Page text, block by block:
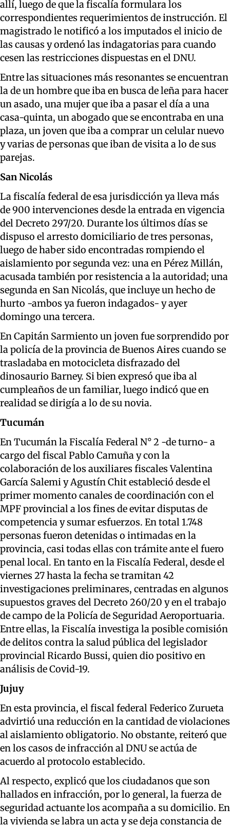
allí, luego de que la fiscalía formulara los
correspondientes requerimientos de instrucción. El
magistrado le notificó a los imputados el inicio de
las causas y ordenó las indagatorias para cuando
cesen las restricciones dispuestas en el DNU.
Entre las situaciones más resonantes se encuentran
la de un hombre que iba en busca de leña para hacer
un asado, una mujer que iba a pasar el día a una
casa-quinta, un abogado que se encontraba en una
plaza, un joven que iba a comprar un celular nuevo
y varias de personas que iban de visita a lo de sus
parejas.
San Nicolás
La fiscalía federal de esa jurisdicción ya lleva más
de 900 intervenciones desde la entrada en vigencia
del Decreto 297/20. Durante los últimos días se
dispuso el arresto domiciliario de tres personas,
luego de haber sido encontradas rompiendo el
aislamiento por segunda vez: una en Pérez Millán,
acusada también por resistencia a la autoridad; una
segunda en San Nicolás, que incluye un hecho de
hurto -ambos ya fueron indagados- y ayer
domingo una tercera.
En Capitán Sarmiento un joven fue sorprendido por
la policía de la provincia de Buenos Aires cuando se
trasladaba en motocicleta disfrazado del
dinosaurio Barney. Si bien expresó que iba al
cumpleaños de un familiar, luego indicó que en
realidad se dirigía a lo de su novia.
Tucumán
En Tucumán la Fiscalía Federal N° 2 -de turno- a
cargo del fiscal Pablo Camuña y con la
colaboración de los auxiliares fiscales Valentina
García Salemi y Agustín Chit estableció desde el
primer momento canales de coordinación con el
MPF provincial a los fines de evitar disputas de
competencia y sumar esfuerzos. En total 1.748
personas fueron detenidas o intimadas en la
provincia, casi todas ellas con trámite ante el fuero
penal local. En tanto en la Fiscalía Federal, desde el
viernes 27 hasta la fecha se tramitan 42
investigaciones preliminares, centradas en algunos
supuestos graves del Decreto 260/20 y en el trabajo
de campo de la Policía de Seguridad Aeroportuaria.
Entre ellas, la Fiscalía investiga la posible comisión
de delitos contra la salud pública del legislador
provincial Ricardo Bussi, quien dio positivo en
análisis de Covid-19.
Jujuy
En esta provincia, el fiscal federal Federico Zurueta
advirtió una reducción en la cantidad de violaciones
al aislamiento obligatorio. No obstante, reiteró que
en los casos de infracción al DNU se actúa de
acuerdo al protocolo establecido.
Al respecto, explicó que los ciudadanos que son
hallados en infracción, por lo general, la fuerza de
seguridad actuante los acompaña a su domicilio. En
la vivienda se labra un acta y se deja constancia de